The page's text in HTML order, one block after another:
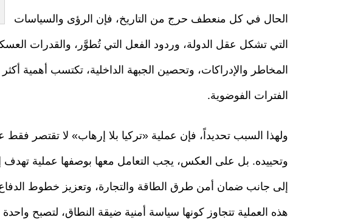
الحال في كل منعطف حرج من التاريخ، فإن الرؤى والسياسات
التي تشكل عقل الدولة، وردود الفعل التي تُطوَّر، والقدرات
المخاطر والإدراكات، وتحصين الجبهة الداخلية، تكتسب
الفترات الفوضوية.
ولهذا السبب تحديداً، فإن عملية «تركيا بلا إرهاب» لا تقتصر فقط
وتحييده. بل على العكس، يجب التعامل معها بوصفها عملية تهدف
إلى جانب ضمان أمن طرق الطاقة والتجارة، وتعزيز خطوط الدفاع
هذه العملية تتجاوز كونها سياسة أمنية ضيقة النطاق، لتصبح